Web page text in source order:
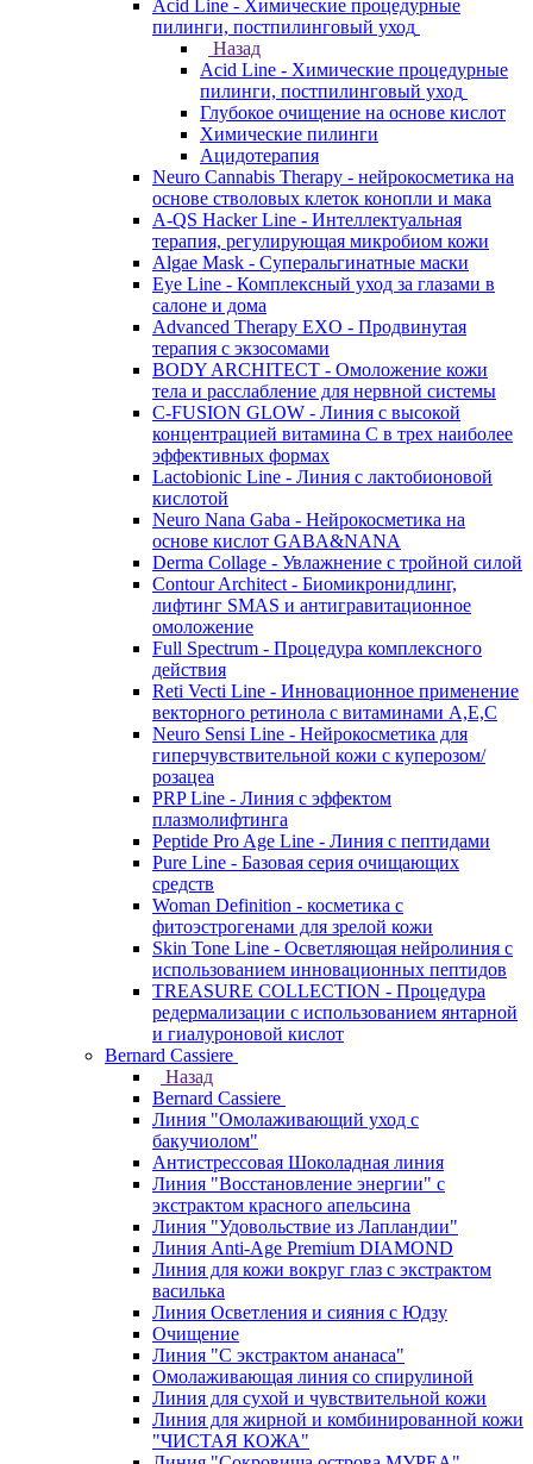
Acid Line - Химические процедурные
пилинги, постпилинговый уход
Назад
Acid Line - Химические процедурные
пилинги, постпилинговый уход
Глубокое очищение на основе кислот
Химические пилинги
Ацидотерапия
Neuro Cannabis Therapy - нейрокосметика на
основе стволовых клеток конопли и мака
A-QS Hacker Line - Интеллектуальная
терапия, регулирующая микробиом кожи
Algae Mask - Суперальгинатные маски
Eye Line - Комплексный уход за глазами в
салоне и дома
Advanced Therapy EXO - Продвинутая
терапия с экзосомами
BODY ARCHITECT - Омоложение кожи
тела и расслабление для нервной системы
C-FUSION GLOW - Линия с высокой
концентрацией витамина C в трех наиболее
эффективных формах
Lactobionic Line - Линия с лактобионовой
кислотой
Neuro Nana Gaba - Нейрокосметика на
основе кислот GABA&NANA
Derma Collage - Увлажнение с тройной силой
Contour Architect - Биомикронидлинг,
лифтинг SMAS и антигравитационное
омоложение
Full Spectrum - Процедура комплексного
действия
Reti Vecti Line - Инновационное применение
векторного ретинола с витаминами A,Е,С
Neuro Sensi Line - Нейрокосметика для
гиперчувствительной кожи с куперозом/
розацеа
PRP Line - Линия с эффектом
плазмолифтинга
Peptide Pro Age Line - Линия с пептидами
Pure Line - Базовая серия очищающих
средств
Woman Definition - косметика с
фитоэстрогенами для зрелой кожи
Skin Tone Line - Осветляющая нейролиния с
использованием инновационных пептидов
TREASURE COLLECTION - Процедура
редермализации с использованием янтарной
и гиалуроновой кислот
Bernard Cassiere
Назад
Bernard Cassiere
Линия "Омолаживающий уход с
бакучиолом"
Антистрессовая Шоколадная линия
Линия "Восстановление энергии" с
экстрактом красного апельсина
Линия "Удовольствие из Лапландии"
Линия Anti-Age Premium DIAMOND
Линия для кожи вокруг глаз с экстрактом
василька
Линия Осветления и сияния с Юдзу
Очищение
Линия "С экстрактом ананаса"
Омолаживающая линия со спирулиной
Линия для сухой и чувствительной кожи
Линия для жирной и комбинированной кожи
"ЧИСТАЯ КОЖА"